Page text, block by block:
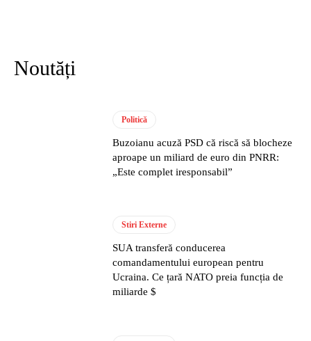
Noutăți
Politică
Buzoianu acuză PSD că riscă să blocheze
aproape un miliard de euro din PNRR:
„Este complet iresponsabil”
Stiri Externe
SUA transferă conducerea
comandamentului european pentru
Ucraina. Ce țară NATO preia funcția de
miliarde $